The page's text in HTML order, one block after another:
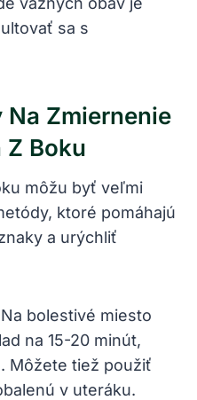
sa s
Na Zmiernenie
Z Boku
môžu byť veľmi
ktoré pomáhajú
a urýchliť
Na bolestivé miesto
na 15-20 minút,
Môžete tiež použiť
v uteráku.